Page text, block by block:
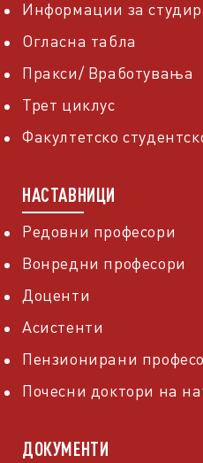
Информации за
Огласна табла
Пракси/ Вработувања
Трет циклус
Факултетско
НАСТАВНИЦИ
Редовни професори
Вонредни професори
Доценти
Асистенти
Пензионирани
Почесни доктори на
ДОКУМЕНТИ